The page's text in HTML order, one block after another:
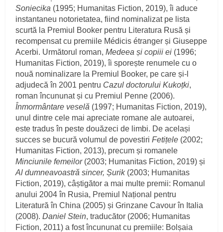
Soniecika (1995; Humanitas Fiction, 2019), îi aduce
instantaneu notorietatea, fiind nominalizat pe lista
scurtă la Premiul Booker pentru Literatura Rusă și
recompensat cu premiile Médicis étranger și Giuseppe
Acerbi. Următorul roman,Medeea și copiii ei (1996;
Humanitas Fiction, 2019), îi sporește renumele cu o
nouă nominalizare la Premiul Booker, pe care și-l
adjudecă în 2001 pentru Cazul doctorului Kukoțki,
roman încununat și cu Premiul Penne (2006).
Înmormântare veselă (1997; Humanitas Fiction, 2019),
unul dintre cele mai apreciate romane ale autoarei,
este tradus în peste douăzeci de limbi. De același
succes se bucură volumul de povestiri Fetițele (2002;
Humanitas Fiction, 2013), precum și romanele
Minciunile femeilor(2003; Humanitas Fiction, 2019) și
Al dumneavoastră sincer, Șurik(2003; Humanitas
Fiction, 2019), câștigător a mai multe premii: Romanul
anului 2004 în Rusia, Premiul Național pentru
Literatură în China (2005) și Grinzane Cavour în Italia
(2008).Daniel Stein, traducător (2006; Humanitas
Fiction, 2011) a fost încununat cu premiile: Bolșaia